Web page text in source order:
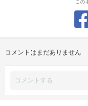
この
コメントはまだありません